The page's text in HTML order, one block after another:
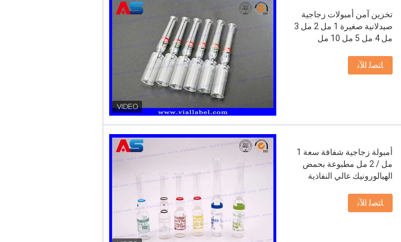
تخزين آمن أمبولات زجاجية
صيدلانية صغيرة 1 مل 2 مل 3
مل 4 مل 5 مل 10 مل
ﺎﺘﺼﻟ ﺍﻶﻧ
أمبولة زجاجية شفافة سعة 1
مل / 2 مل مطبوعة بحمض
الهيالورونيك عالي النفاذية
ﺎﺘﺼﻟ ﺍﻶﻧ